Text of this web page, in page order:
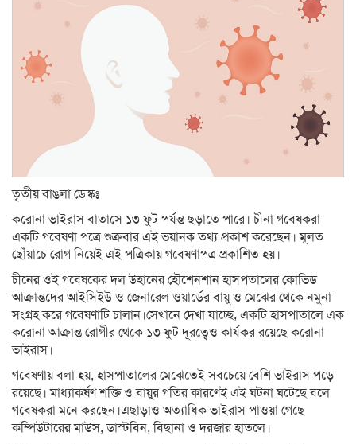
তৃতীয় বাঙলা ডেস্কঃ
করোনা ভাইরাস বাতাসে ১৩ ফুট পর্যন্ত ছড়াতে পারে। চীনা গবেষকরা
একটি গবেষণা পত্রে শুক্রবার এই ভয়ানক তথ্য প্রকাশ করেছেন। মূলত
ছোঁয়াচে রোগ নিয়েই এই পত্রিকায় গবেষণাপত্র প্রকাশিত হয়।
চীনের ওই গবেষকের দল উহানের হৌশেনশান হাসপতালের কোভিড
আক্রান্তদের আইসিইউ ও জেনারেল ওয়ার্ডের বায়ু ও মেঝের থেকে নমুনা
সংগ্রহ করে গবেষণাটি চালান।সেখানে দেখা যাচ্ছে, একটি হাসপাতালে এক
করোনা আক্রান্ত রোগীর থেকে ১৩ ফুট দূরত্বেও কার্যকর রয়েছে করোনা
ভাইরাস।
গবেষণায় বলা হয়, হাসপাতালের মেঝেতেই সবচেয়ে বেশি ভাইরাস পড়ে
রয়েছে। মাধ্যাকর্ষণ শক্তি ও বায়ুর গতির কারণেই এই ঘটনা ঘটেছে বলে
গবেষকরা মনে করছেন।এছাড়াও অত্যাধি‌ক ভাইরাস পাওয়া গেছে
কম্পিউটারের মাউস, ডাস্টবিন, বিছানা ও দরজার হাতলে।